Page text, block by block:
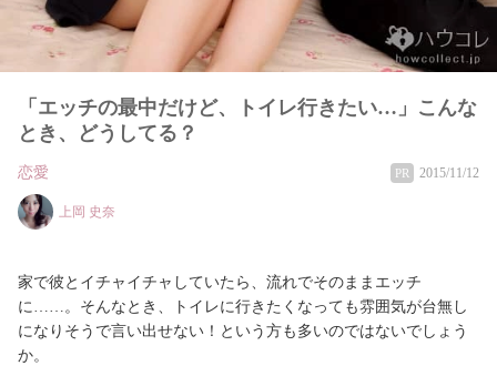
「エッチの最中だけど、トイレ行きたい…」こんな
とき、どうしてる？
恋愛 PR 2015/11/12
上岡 史奈
家で彼とイチャイチャしていたら、流れでそのままエッチ
に……。そんなとき、トイレに行きたくなっても雰囲気が台無し
になりそうで言い出せない！という方も多いのではないでしょう
か。